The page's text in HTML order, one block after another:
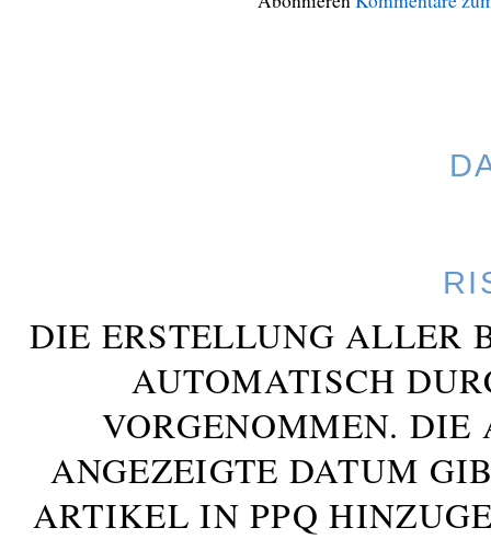
DIE ERSTELLUNG ALLER
AUTOMATISCH
VORGENOMMEN. DIE
ANGEZEIGTE DATUM
ARTIKEL IN PPQ